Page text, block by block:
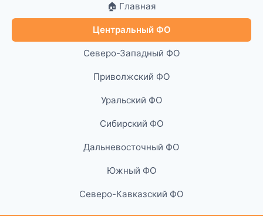
🏠 Главная
Центральный ФО
Северо-Западный ФО
Приволжский ФО
Уральский ФО
Сибирский ФО
Дальневосточный ФО
Южный ФО
Северо-Кавказский ФО